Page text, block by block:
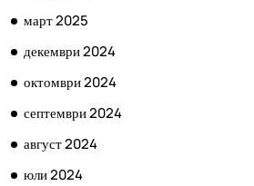
март 2025
декември 2024
октомври 2024
септември 2024
август 2024
юли 2024